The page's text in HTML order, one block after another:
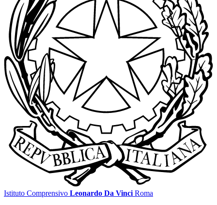
Istituto Comprensivo Leonardo Da Vinci Roma